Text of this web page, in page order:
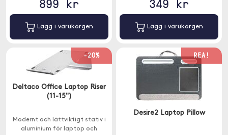
Lägg i varukorgen Lägg i varukorgen
-20%
Deltaco Office Laptop Riser
(11-15")
Modernt och lättviktigt stativ i
aluminium för laptop och
REA!
Desire2 Laptop Pillow